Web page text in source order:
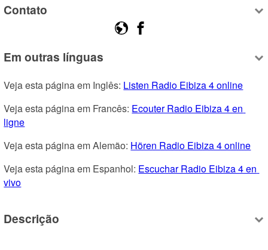
Contato
Em outras línguas
Veja esta página em Inglês: Listen Radio Eibiza 4 online
Veja esta página em Francês: Ecouter Radio Eibiza 4 en
ligne
Veja esta página em Alemão: Hören Radio Eibiza 4 online
Veja esta página em Espanhol: Escuchar Radio Eibiza 4 en
vivo
Descrição